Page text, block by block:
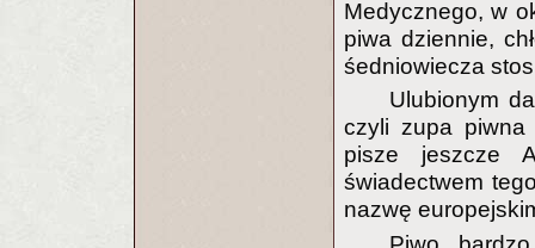
Medycznego, w
piwa dziennie,
śedniowiecza
Ulubionym
czyli zupa
pisze jeszcze
świadectwem
nazwę